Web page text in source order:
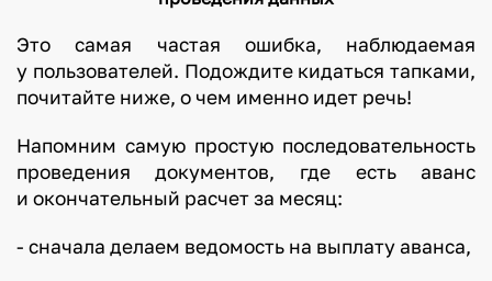
Это самая частая ошибка, наблюдаемая
у пользователей. Подождите кидаться тапками,
почитайте ниже, о чем именно идет речь!
Напомним самую простую последовательность
проведения документов, где есть аванс
и окончательный расчет за месяц:
- сначала делаем ведомость на выплату аванса,